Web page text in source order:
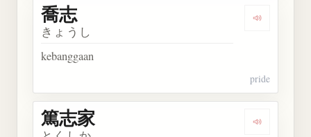
Dengarkan
喬志
きょうし
kebanggaan
pride
Dengarkan
篤志家